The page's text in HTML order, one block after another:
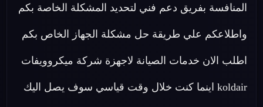
المنافسة بفريق دعم فني لتحديد المشكلة الخاصة بكم
واطلاعكم علي طريقة حل مشكلة الجهاز الخاص بكم
اطلب الان خدمات الصيانة لاجهزة شركة ميكروويفات
koldair اينما كنت خلال وقت قياسي سوف يصل اليك